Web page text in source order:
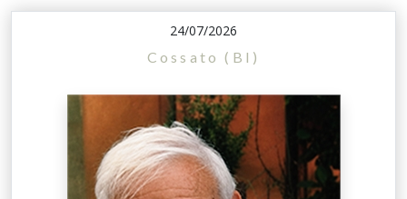
24/07/2026
Cossato (BI)